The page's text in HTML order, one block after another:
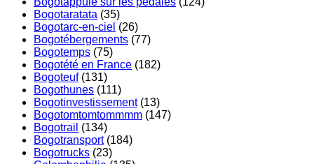
Bogotaratata (35)
Bogotarc-en-ciel (26)
Bogotébergements (77)
Bogotemps (75)
Bogotété en France (182)
Bogoteuf(131)
Bogothunes (111)
Bogotinvestissement(13)
Bogotomtomtommmm (147)
Bogotrail (134)
Bogotransport(184)
Bogotrucks (23)